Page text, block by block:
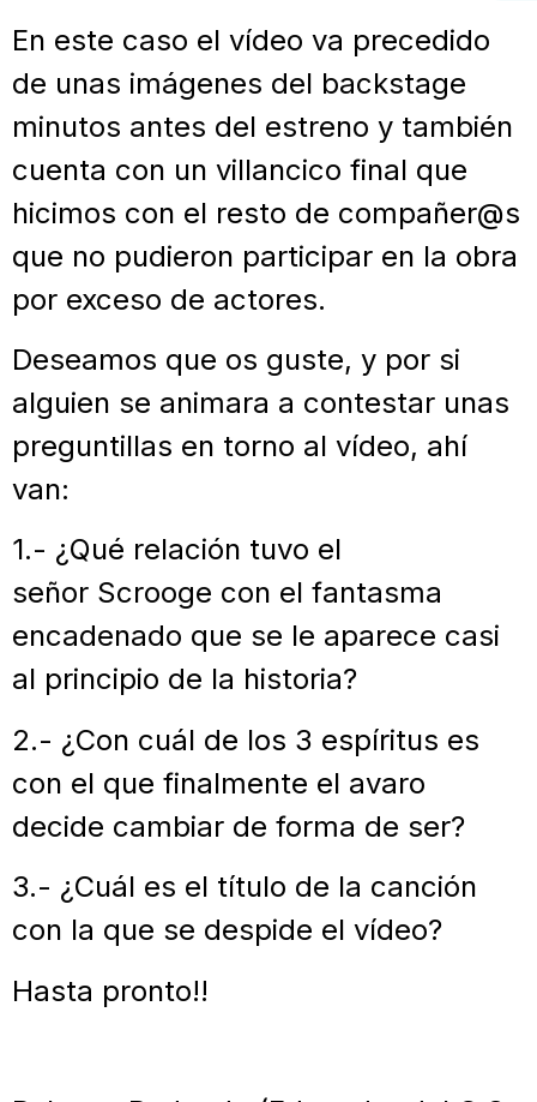
En este caso el vídeo va precedido
de unas imágenes del backstage
minutos antes del estreno y también
cuenta con un villancico final que
hicimos con el resto de compañer@s
que no pudieron participar en la obra
por exceso de actores.
Deseamos que os guste, y por si
alguien se animara a contestar unas
preguntillas en torno al vídeo, ahí
van:
1.- ¿Qué relación tuvo el
señor Scrooge con el fantasma
encadenado que se le aparece casi
al principio de la historia?
2.- ¿Con cuál de los 3 espíritus es
con el que finalmente el avaro
decide cambiar de forma de ser?
3.- ¿Cuál es el título de la canción
con la que se despide el vídeo?
Hasta pronto!!